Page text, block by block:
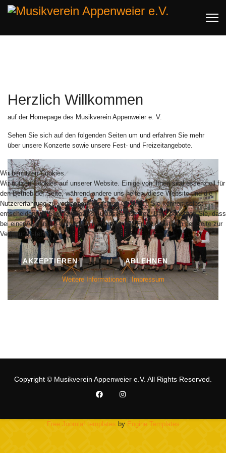
Herzlich Willkommen
auf der Homepage des Musikverein Appenweier e. V.
Sehen Sie sich auf den folgenden Seiten um und erfahren Sie mehr
über unsere Konzerte sowie unsere Fest- und Freizeitangebote.
Copyright © Musikverein Appenweier e.V. All Rights Reserved.
Free Joomla! templates by Engine Templates
Wir benutzen Cookies
Wir nutzen Cookies auf unserer Website. Einige von ihnen sind essenziell für
den Betrieb der Seite, während andere uns helfen, diese Website und die
Nutzererfahrung zu verbessern (Tracking Cookies). Sie können selbst
entscheiden, ob Sie die Cookies zulassen möchten. Bitte beachten Sie, dass
bei einer Ablehnung womöglich nicht mehr alle Funktionalitäten der Seite zur
Verfügung stehen.
AKZEPTIEREN ABLEHNEN
Weitere Informationen| Impressum